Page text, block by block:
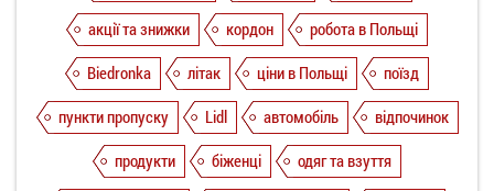
акції та знижки
кордон
робота в Польщі
Biedronka
літак ціни в Польщі
поїзд
пункти пропуску
Lidl автомобіль
відпочинок
продукти
біженці
одяг та взуття